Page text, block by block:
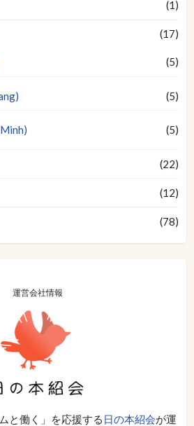
(1)
(17)
(5)
(5)
(5)
(22)
(12)
(78)
運営会社情報
と働く」を応援する 日の本紹会が運